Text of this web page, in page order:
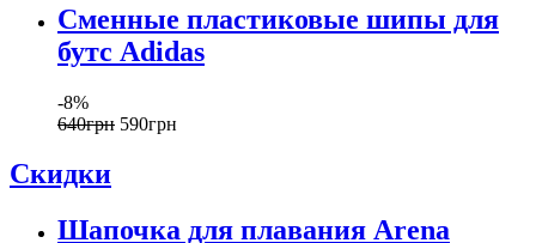
Сменные пластиковые шипы для
бутс Adidas
-8%
640грн 590грн
Скидки
Шапочка для плавания Arena